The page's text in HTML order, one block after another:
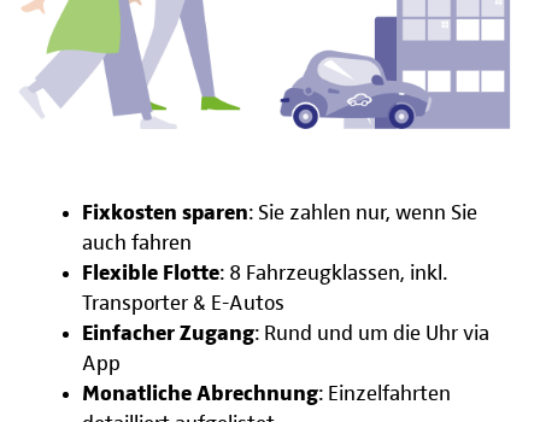
Fixkosten sparen: Sie zahlen nur, wenn Sie
auch fahren
Flexible Flotte: 8 Fahrzeugklassen, inkl.
Transporter & E-Autos
Einfacher Zugang: Rund und um die Uhr via
App
Monatliche Abrechnung: Einzelfahrten